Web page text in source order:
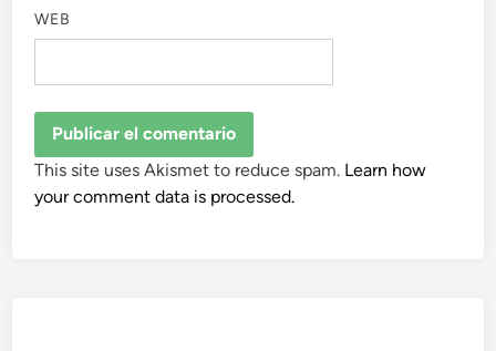
WEB
This site uses Akismet to reduce spam. Learn how
your comment data is processed.